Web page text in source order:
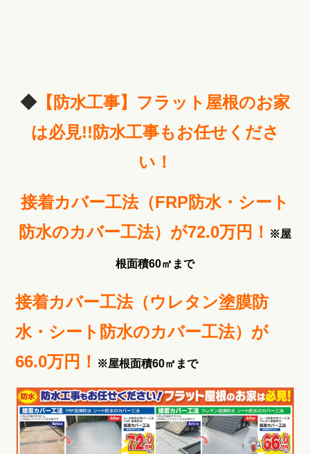
◆【防水工事】フラット屋根のお家
は必見!!防水工事もお任せくださ
い！
接着カバー工法（FRP防水・シート
防水のカバー工法）が72.0万円！
※屋
根面積60㎡まで
接着カバー工法（ウレタン塗膜防
水・シート防水のカバー工法）が
66.0万円！
※屋根面積60㎡まで